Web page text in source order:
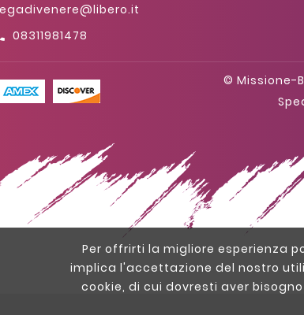
Per offrirti la migliore esperienza
implica l'accettazione del nostro
cookie, di cui dovresti aver
08311981478
© Missione-